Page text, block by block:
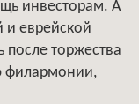
инвесторам. А
и еврейской
торжества
филармонии,